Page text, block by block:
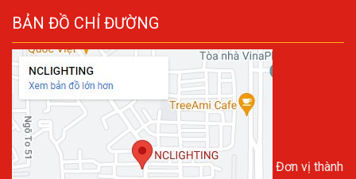
BẢN ĐỒ CHỈ ĐƯỜNG
Đơn vị thành